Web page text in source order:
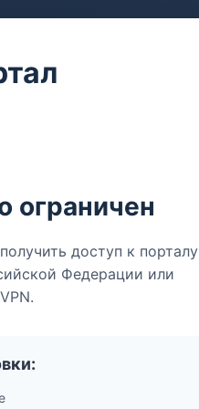
ограничен
доступ к порталу
Федерации или